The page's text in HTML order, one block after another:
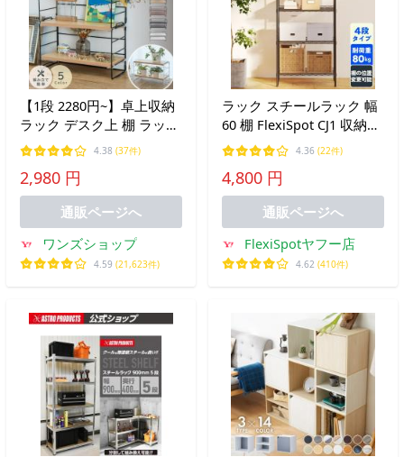
【1段 2280円~】卓上収納
ラック デスク上 棚 ラック
2段 卓上 机上ラック オー
プンラック 北欧 おしゃれ
収納 ミニラック デスク上
収納 小物置き 卓上式
4.38 (37件)
2,980 円
通販ページへ
ワンズショップ
4.59 (21,623件)
ラック スチールラック 幅
60 棚 FlexiSpot CJ1 収納ラ
ック4段 スチールシェルフ
収納 メタルラック キッチ
ンラック オープンラック
メタル コーナーラック 本
4.36 (22件)
4,800 円
通販ページへ
FlexiSpotヤフー店
4.62 (410件)